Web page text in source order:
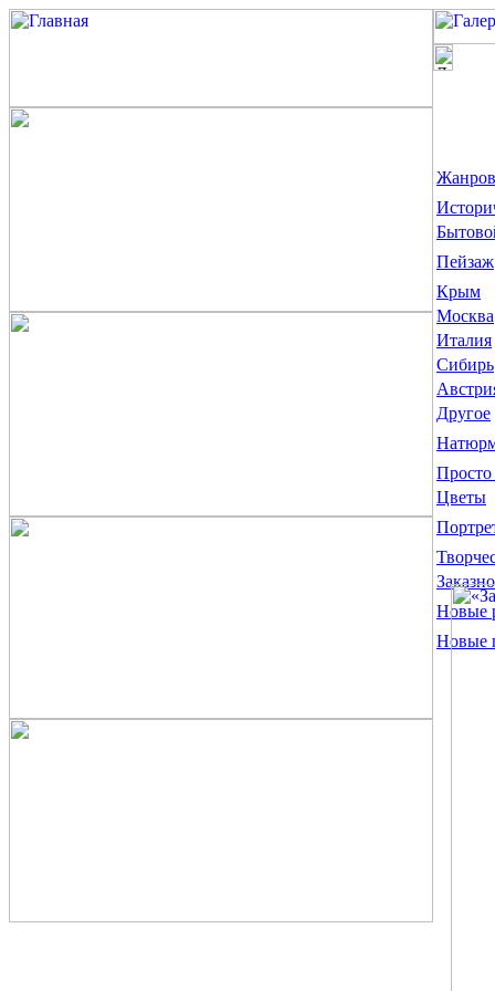
Пейзаж
Крым
Москва
Италия
Сибирь
Другое
Цветы
Новые
Новые